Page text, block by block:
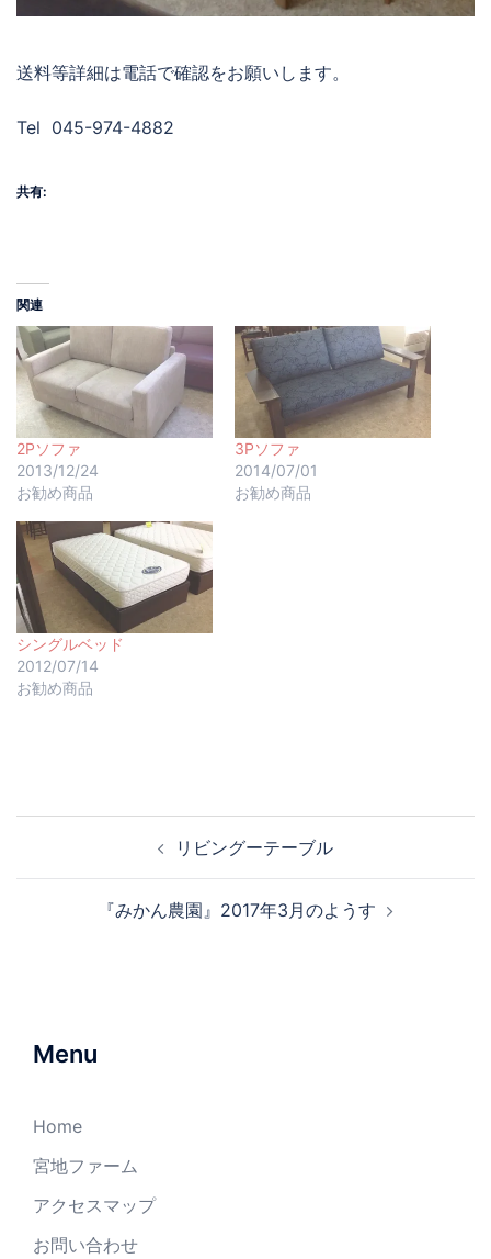
送料等詳細は電話で確認をお願いします。
Tel 045-974-4882
共有:
関連
2Pソファ
2013/12/24
お勧め商品
3Pソファ
2014/07/01
お勧め商品
シングルベッド
2012/07/14
お勧め商品
リビングーテーブル
『みかん農園』2017年3月のようす
Menu
Home
宮地ファーム
アクセスマップ
お問い合わせ